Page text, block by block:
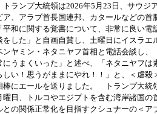
トランプ大統領は2026年5月23日、サウジ
ア、アラブ首長国連邦、カタールなどの首
「平和に関する覚書について、非常に良い電
をした」と自画自賛し、土曜日にイスラエ
ンヤミン・ネタニヤフ首相と電話会談し、
にうまくいった」と述べ、「ネタニヤフは
しい！思うがままにやれ！！」と、＜虐殺
棒にエールを送りました。 トランプ大統
曜日、トルコやエジプトを含む湾岸諸国の
との関係正常化を目指すクシュナーの＜ア